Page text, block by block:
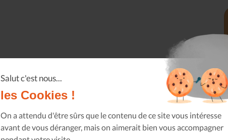
Salut c'est nous...
les Cookies !
On a attendu d'être sûrs que le contenu de ce site vous intéresse
avant de vous déranger, mais on aimerait bien vous accompagner